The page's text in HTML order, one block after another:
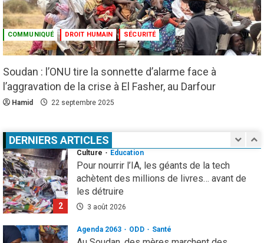
COMMUNIQUÉ DROIT HUMAIN SÉCURITÉ
Soudan : l’ONU tire la sonnette d’alarme face à
l’aggravation de la crise à El Fasher, au Darfour
Hamid 22 septembre 2025
DERNIERS ARTICLES
5
International
ODD
El Niño : le monde est entré « en terrain
inconnu »
1 août 2026
Infos génerales Société
Espagne : une figure de l’extrême droite
condamnée à un an de prison pour incitation
4 août 2026
2
Culture Education
Pour nourrir l’IA, les géants de la tech
achètent des millions de livres… avant de
les détruire
3 août 2026
Agenda 2063 ODD Santé